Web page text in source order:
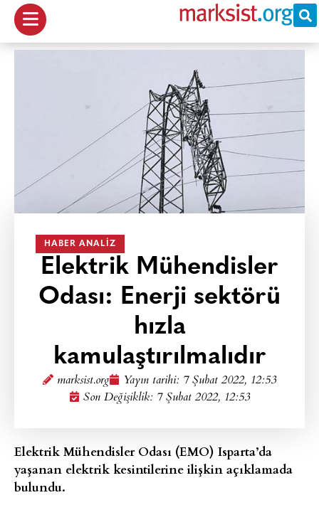
HABER ANALIZ
Elektrik Mühendisler
Odası: Enerji sektörü
hızla
kamulaştırılmalıdır
marksist.org Yayın tarihi: 7 Şubat 2022, 12:53
Son Değişiklik: 7 Şubat 2022, 12:53
Elektrik Mühendisler Odası (EMO) Isparta’da
yaşanan elektrik kesintilerine ilişkin açıklamada
bulundu.